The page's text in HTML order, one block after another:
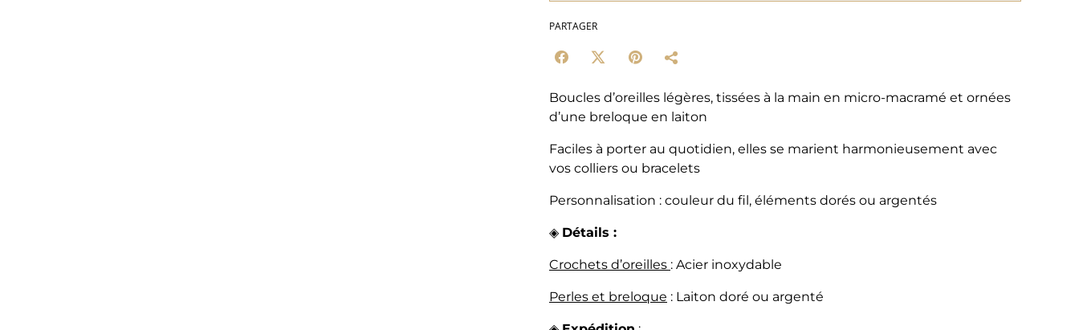
PARTAGER
Boucles d’oreilles légères, tissées à la main en micro-macramé et ornées
d’une breloque en laiton
Faciles à porter au quotidien, elles se marient harmonieusement avec
vos colliers ou bracelets
Personnalisation : couleur du fil, éléments dorés ou argentés
◈ Détails :
Crochets d’oreilles : Acier inoxydable
Perles et breloque : Laiton doré ou argenté